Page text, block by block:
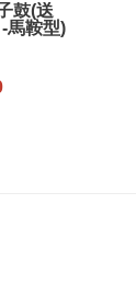
鼓(送
馬鞍型)